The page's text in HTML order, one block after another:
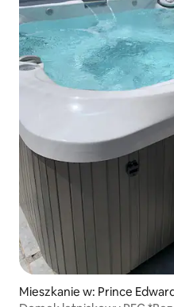
Mieszkanie w: Prince